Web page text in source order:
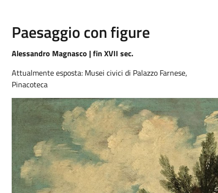
Paesaggio con figure
Alessandro Magnasco | fin XVII sec.
Attualmente esposta: Musei civici di Palazzo Farnese,
Pinacoteca